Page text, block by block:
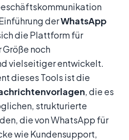
derWhatsApp
die Plattform für
noch
vielseitiger entwickelt.
dieses Tools ist die
, die es
strukturierte
die von WhatsApp für
wie Kundensupport,